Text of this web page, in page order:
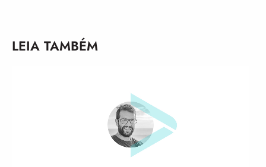
LEIA TAMBÉM